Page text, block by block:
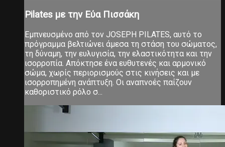
Pilates με την Εύα Πισσάκη
Εμπνευσμένο από τον JOSEPH PILATES, αυτό το
πρόγραμμα βελτιώνει άμεσα τη στάση του σώματος,
τη δύναμη, την ευλυγισία, την ελαστικότητα και την
ισορροπία. Απόκτησε ένα ευθυτενές και αρμονικό
σώμα, χωρίς περιορισμούς στις κινήσεις και με
ισορροπημένη ανάπτυξη. Οι αναπνοές παίζουν
καθοριστικό ρόλο σ...